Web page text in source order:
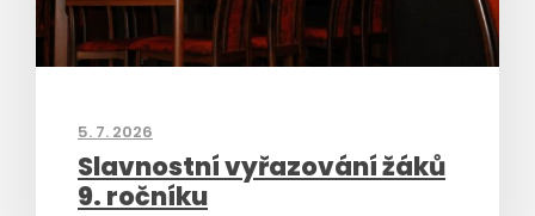
5. 7. 2026
Slavnostní vyřazování žáků
9. ročníku